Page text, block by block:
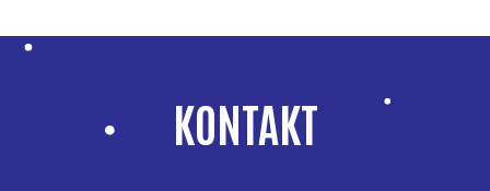
KONTAKT